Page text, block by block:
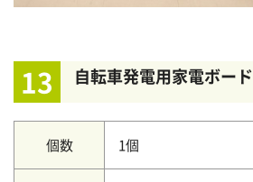
13 自転車発電用家電ボード
個数 1個